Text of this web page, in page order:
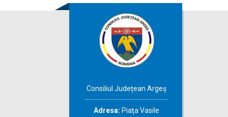
Consiliul Județean Argeș
Adresa: Piaţa Vasile